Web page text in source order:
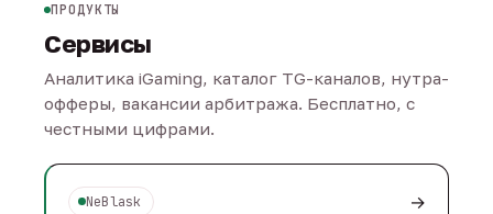
ПРОДУКТЫ
Сервисы
Аналитика iGaming, каталог TG-каналов, нутра-
офферы, вакансии арбитража. Бесплатно, с
честными цифрами.
NeBlask →